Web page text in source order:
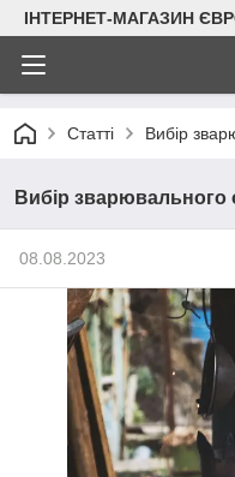
ІНТЕРНЕТ-МАГАЗИН
Статті Вибір
Вибір зварювального
08.08.2023